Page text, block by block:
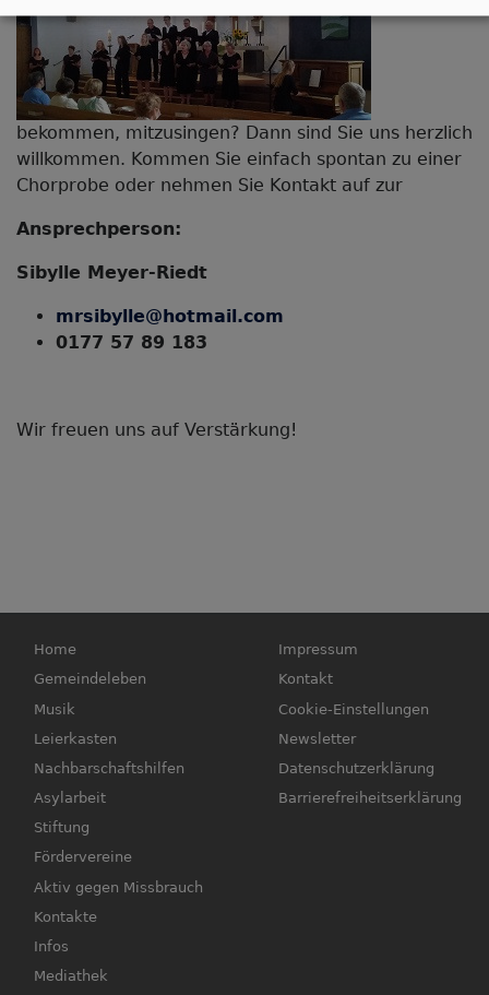
bekommen, mitzusingen? Dann sind Sie uns herzlich
willkommen. Kommen Sie einfach spontan zu einer
Chorprobe oder nehmen Sie Kontakt auf zur
Ansprechperson:
Sibylle Meyer-Riedt
mrsibylle@hotmail.com
0177 57 89 183
Wir freuen uns auf Verstärkung!
Hauptnavigation
Home
Gemeindeleben
Musik
Leierkasten
Nachbarschaftshilfen
Asylarbeit
Stiftung
Fördervereine
Aktiv gegen Missbrauch
Kontakte
Infos
Mediathek
Fußbereichsmenü
Impressum
Kontakt
Cookie-Einstellungen
Newsletter
Datenschutzerklärung
Barrierefreiheitserklärung